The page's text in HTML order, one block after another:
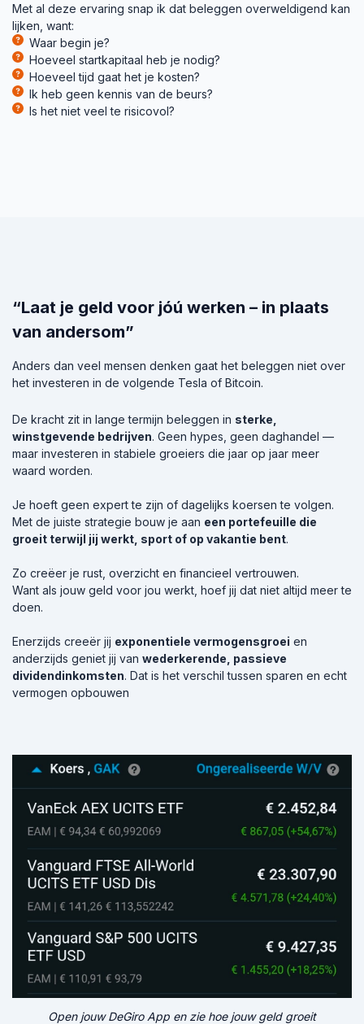
Met al deze ervaring snap ik dat beleggen overweldigend kan
lijken, want:
Waar begin je?
Hoeveel startkapitaal heb je nodig?
Hoeveel tijd gaat het je kosten?
Ik heb geen kennis van de beurs?
Is het niet veel te risicovol?
“Laat je geld voor jóú werken – in plaats
van andersom”
Anders dan veel mensen denken gaat het beleggen niet over
het investeren in de volgende Tesla of Bitcoin.
De kracht zit in lange termijn beleggen in sterke,
winstgevende bedrijven. Geen hypes, geen daghandel —
maar investeren in stabiele groeiers die jaar op jaar meer
waard worden.
Je hoeft geen expert te zijn of dagelijks koersen te volgen.
Met de juiste strategie bouw je aan een portefeuille die
groeit terwijl jij werkt, sport of op vakantie bent.
Zo creëer je rust, overzicht en financieel vertrouwen.
Want als jouw geld voor jou werkt, hoef jij dat niet altijd meer te
doen.
Enerzijds creeër jij exponentiele vermogensgroei en
anderzijds geniet jij van wederkerende, passieve
dividendinkomsten. Dat is het verschil tussen sparen en echt
vermogen opbouwen
Open jouw DeGiro App en zie hoe jouw geld groeit